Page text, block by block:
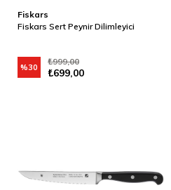
Fiskars
Fiskars Sert Peynir Dilimleyici
₺699,00
₺999,00
%30